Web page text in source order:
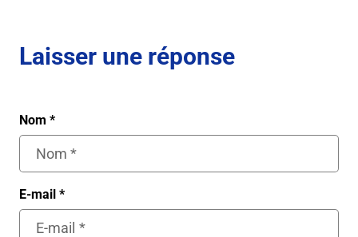
Laisser une réponse
Nom *
E-mail *